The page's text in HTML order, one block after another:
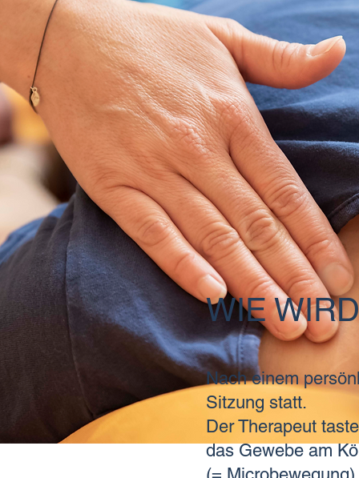
WIE
Nach einem
Sitzung statt.
Der Therapeut
das Gewebe am